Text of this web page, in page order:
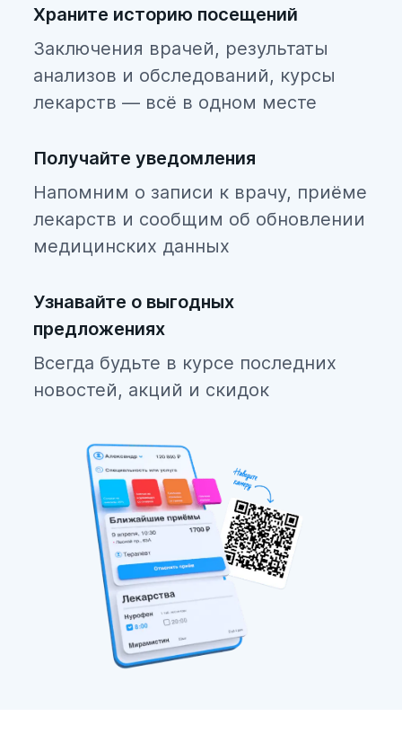
Приморский
Пушкинский
Фрунзенский
Храните историю посещений
Заключения врачей, результаты
анализов и обследований, курсы
лекарств — всё в одном месте
Получайте уведомления
Напомним о записи к врачу, приёме
лекарств и сообщим об обновлении
медицинских данных
Узнавайте о выгодных
предложениях
Всегда будьте в курсе последних
новостей, акций и скидок